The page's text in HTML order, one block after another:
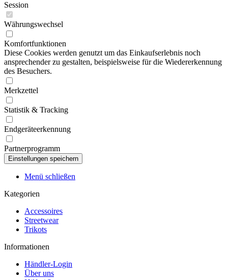
Session
Währungswechsel
Komfortfunktionen
Diese Cookies werden genutzt um das Einkaufserlebnis noch
ansprechender zu gestalten, beispielsweise für die Wiedererkennung
des Besuchers.
Merkzettel
Statistik & Tracking
Endgeräteerkennung
Partnerprogramm
Menü schließen
Kategorien
Accessoires
Streetwear
Trikots
Informationen
Händler-Login
Über uns